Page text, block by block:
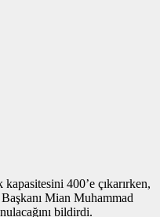
400’e çıkarırken,
Mian Muhammad
bildirdi.